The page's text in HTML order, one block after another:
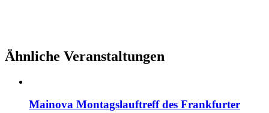
Ähnliche Veranstaltungen
Mainova Montagslauftreff des Frankfurter